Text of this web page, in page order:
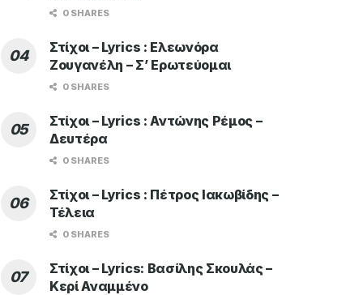
0 SHARES
Στίχοι – Lyrics : Ελεωνόρα
Ζουγανέλη – Σ’ Ερωτεύομαι
0 SHARES
Στίχοι – Lyrics : Αντώνης Ρέμος –
Δευτέρα
0 SHARES
Στίχοι – Lyrics : Πέτρος Ιακωβίδης –
Τέλεια
0 SHARES
Στίχοι – Lyrics: Βασίλης Σκουλάς –
Κερί Αναμμένο